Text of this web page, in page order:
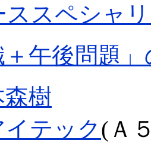
ススペシャ
＋午後問題
森樹
イテック(Ａ